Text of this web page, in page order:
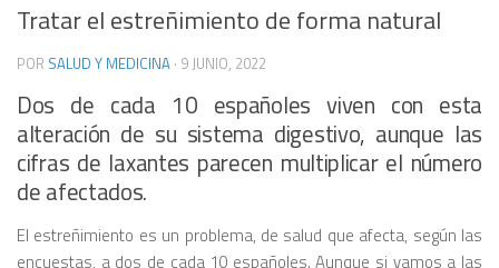
Tratar el estreñimiento de forma natural
POR SALUD Y MEDICINA · 9 JUNIO, 2022
Dos de cada 10 españoles viven con esta
alteración de su sistema digestivo, aunque las
cifras de laxantes parecen multiplicar el número
de afectados.
El estreñimiento es un problema, de salud que afecta, según las
encuestas, a dos de cada 10 españoles. Aunque si vamos a las